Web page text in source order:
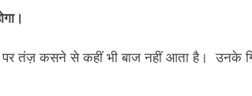
पर तंज़ कसने से कहीं भी बाज नहीं आता है। उनके